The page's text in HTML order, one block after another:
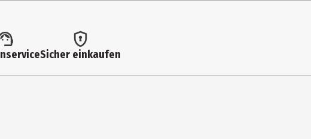
Sicher einkaufen